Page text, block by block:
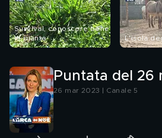
Survival, conoscere bene
le piante
L'isola
Puntata del 26
26 mar 2023 | Canale 5